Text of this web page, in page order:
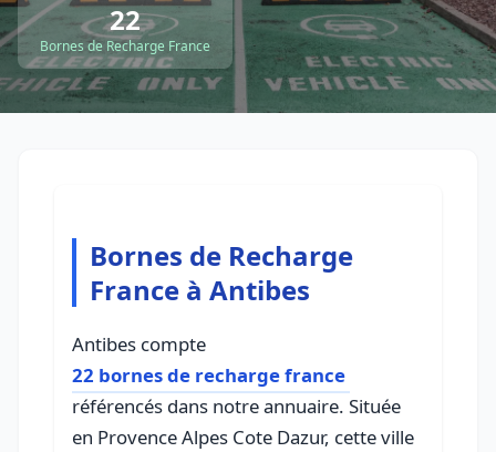
22
Bornes de Recharge France
Bornes de Recharge
France à Antibes
Antibes compte
22 bornes de recharge france
référencés dans notre annuaire. Située
en Provence Alpes Cote Dazur, cette ville